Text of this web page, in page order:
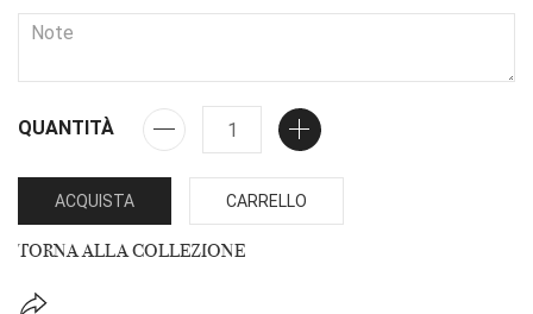
QUANTITÀ
ACQUISTA CARRELLO
TORNA ALLA COLLEZIONE